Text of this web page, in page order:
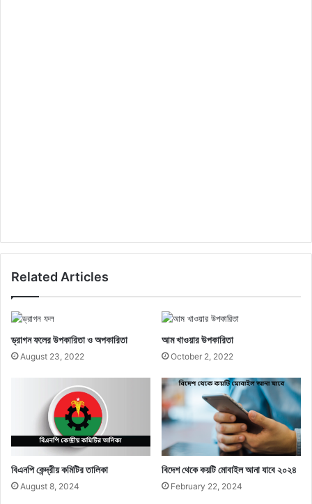
Related Articles
ড্রাগন ফলের উপকারিতা ও অপকারিতা
August 23, 2022
আম খাওয়ার উপকারিতা
October 2, 2022
বিএনপি কেন্দ্রীয় কমিটির তালিকা
August 8, 2024
বিদেশ থেকে কয়টি মোবাইল আনা যাবে ২০২৪
February 22, 2024